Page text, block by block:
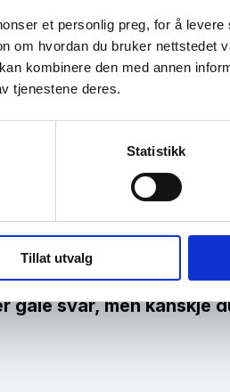
et personlig preg, for å
om hvordan du bruker nettstedet
kombinere den med annen
tjenestene deres.
Statistikk
Tillat utvalg
nettbruk?
(Bufdir) har har en
test som gir deg
trygghet for dere
gale svar, men kanskje